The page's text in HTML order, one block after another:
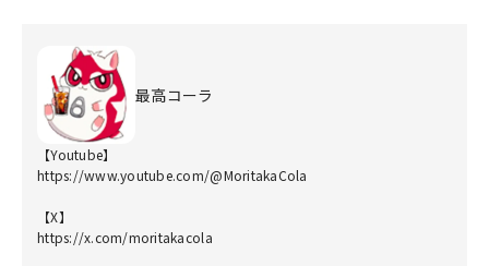
最高コーラ
【Youtube】
https://www.youtube.com/@MoritakaCola
【X】
https://x.com/moritakacola